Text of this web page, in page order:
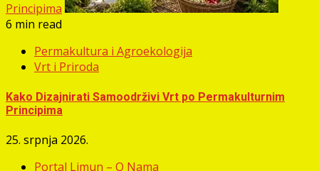
Principima
6 min read
Permakultura i Agroekologija
Vrt i Priroda
Kako Dizajnirati Samoodrživi Vrt po Permakulturnim
Principima
25. srpnja 2026.
Portal Limun – O Nama